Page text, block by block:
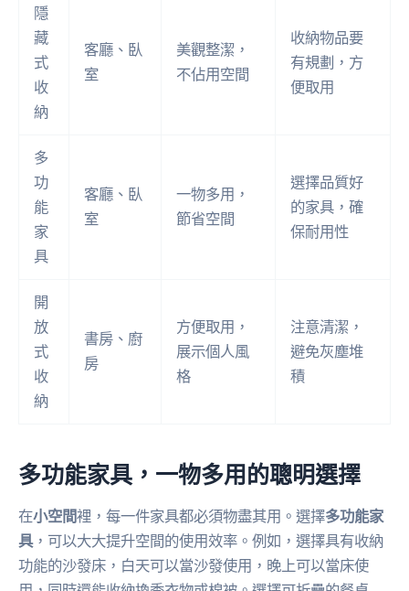
隱
藏
式
收
納
客廳、臥
室
美觀整潔，
不佔用空間
收納物品要
有規劃，方
便取用
多
功
能
家
具
客廳、臥
室
一物多用，
節省空間
選擇品質好
的家具，確
保耐用性
開
放
式
收
納
書房、廚
房
方便取用，
展示個人風
格
注意清潔，
避免灰塵堆
積
多功能家具，一物多用的聰明選擇
在小空間裡，每一件家具都必須物盡其用。選擇多功能家
具，可以大大提升空間的使用效率。例如，選擇具有收納
功能的沙發床，白天可以當沙發使用，晚上可以當床使